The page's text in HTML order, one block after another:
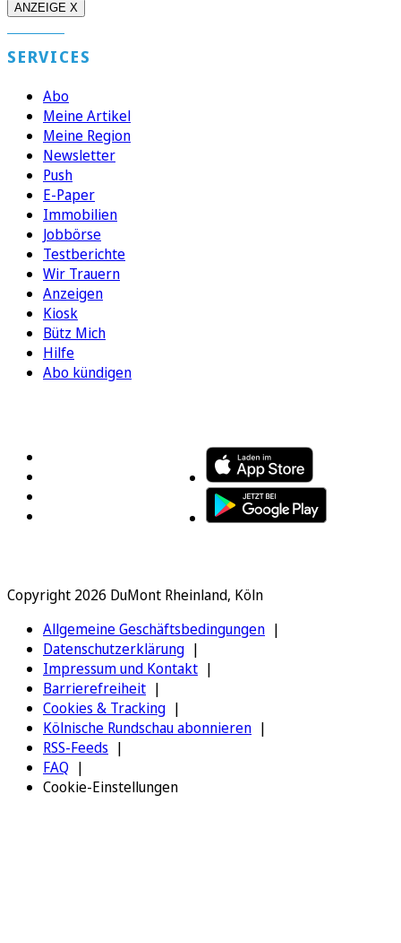
ANZEIGE X
SERVICES
Abo
Meine Artikel
Meine Region
Newsletter
Push
E-Paper
Immobilien
Jobbörse
Testberichte
Wir Trauern
Anzeigen
Kiosk
Bütz Mich
Hilfe
Abo kündigen
Copyright 2026 DuMont Rheinland, Köln
Allgemeine Geschäftsbedingungen
Datenschutzerklärung
Impressum und Kontakt
Barrierefreiheit
Cookies & Tracking
Kölnische Rundschau abonnieren
RSS-Feeds
FAQ
Cookie-Einstellungen